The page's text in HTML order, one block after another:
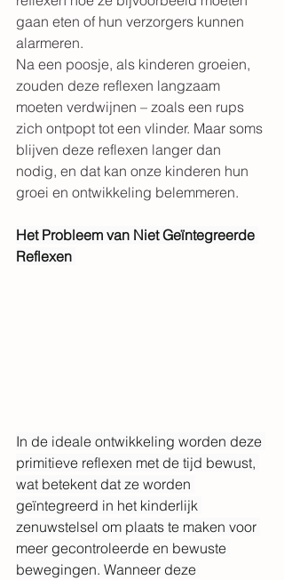
gaan eten of hun verzorgers kunnen
alarmeren.
Na een poosje, als kinderen groeien,
zouden deze reflexen langzaam
moeten verdwijnen – zoals een rups
zich ontpopt tot een vlinder. Maar soms
blijven deze reflexen langer dan
nodig, en dat kan onze kinderen hun
groei en ontwikkeling belemmeren.
Het Probleem van Niet Geïntegreerde
Reflexen
In de ideale ontwikkeling worden deze
primitieve reflexen met de tijd bewust,
wat betekent dat ze worden
geïntegreerd in het kinderlijk
zenuwstelsel om plaats te maken voor
meer gecontroleerde en bewuste
bewegingen. Wanneer deze